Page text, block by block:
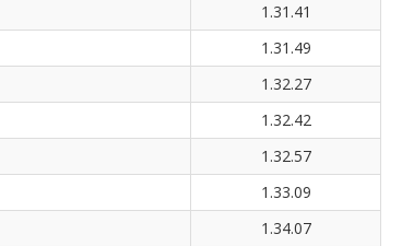
1.31.41
1.31.49
1.32.27
1.32.42
1.32.57
1.33.09
1.34.07